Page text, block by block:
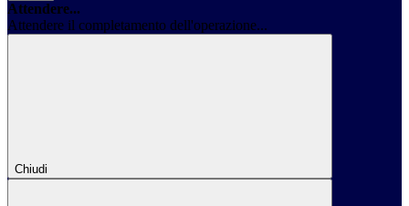
Attendere...
Attendere il completamento dell'operazione...
Chiudi